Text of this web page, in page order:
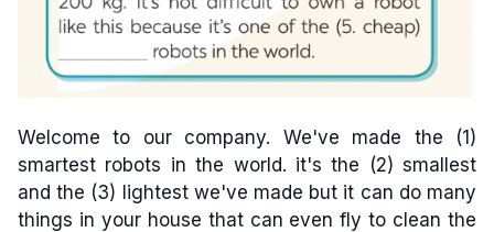
Welcome to our company. We've made the (1)
smartest robots in the world. it's the (2) smallest
and the (3) lightest we've made but it can do many
things in your house that can even fly to clean the